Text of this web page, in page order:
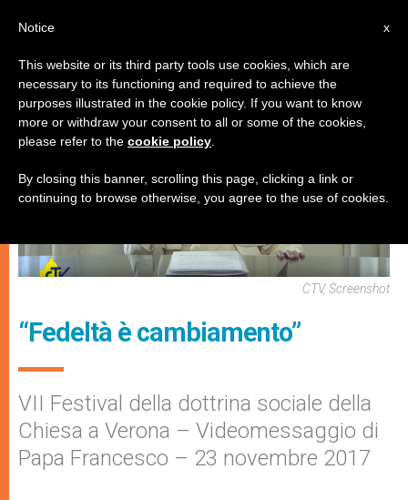
ECOLOGIA ,PAPI
CTV, Screenshot
“Fedeltà è cambiamento”
VII Festival della dottrina sociale della
Chiesa a Verona – Videomessaggio di
Papa Francesco – 23 novembre 2017
x
Notice
This website or its third party tools use cookies, which are
necessary to its functioning and required to achieve the
purposes illustrated in the cookie policy. If you want to know
more or withdraw your consent to all or some of the cookies,
please refer to the cookie policy
By closing this banner, scrolling this page, clicking a link or
continuing to browse otherwise, you agree to the use of cookies.